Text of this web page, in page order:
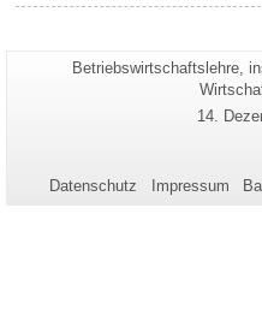
Seiten-
Betriebswirtschaftslehre,
Letzte
14.
Datenschutz Impressum